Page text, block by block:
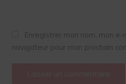
Enregistrer mon nom, mon
navigateur pour mon prochain